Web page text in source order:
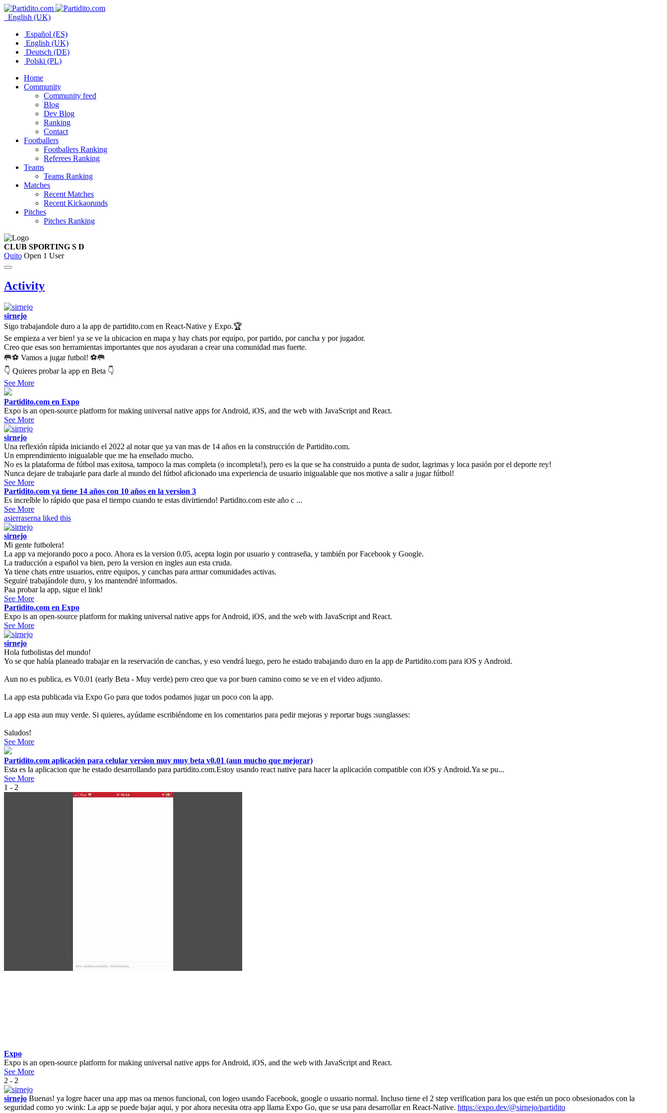
English (UK)
Español (ES)
English (UK)
Deutsch (DE)
Polski (PL)
Home
Community
Community feed
Blog
Dev Blog
Ranking
Contact
Footballers
Footballers Ranking
Referees Ranking
Teams
Teams Ranking
Matches
Recent Matches
Recent Kickaorunds
Pitches
Pitches Ranking
CLUB SPORTING S D
Quito Open 1 User
Activity
sirnejo
Sigo trabajandole duro a la app de partidito.com en React-Native y Expo.🏆
Se empieza a ver bien! ya se ve la ubicacion en mapa y hay chats por equipo, por partido, por cancha y por jugador.
Creo que esas son herramientas importantes que nos ayudaran a crear una comunidad mas fuerte.
🥅⚽ Vamos a jugar futbol! ⚽🥅
👇 Quieres probar la app en Beta 👇
See More
Partidito.com en Expo
Expo is an open-source platform for making universal native apps for Android, iOS, and the web with JavaScript and React.
See More
sirnejo
Una reflexión rápida iniciando el 2022 al notar que ya van mas de 14 años en la construcción de Partidito.com.
Un emprendimiento inigualable que me ha enseñado mucho.
No es la plataforma de fútbol mas exitosa, tampoco la mas completa (o incompleta!), pero es la que se ha construido a punta de sudor, lagrimas y loca pasión por el deporte rey!
Nunca dejare de trabajarle para darle al mundo del fútbol aficionado una experiencia de usuario inigualable que nos motive a salir a jugar fútbol!
See More
Partidito.com ya tiene 14 años con 10 años en la version 3
Es increíble lo rápido que pasa el tiempo cuando te estas divirtiendo! Partidito.com este año c ...
See More
asierraserna liked this
sirnejo
Mi gente futbolera!
La app va mejorando poco a poco. Ahora es la version 0.05, acepta login por usuario y contraseña, y también por Facebook y Google.
La traducción a español va bien, pero la version en ingles aun esta cruda.
Ya tiene chats entre usuarios, entre equipos, y canchas para armar comunidades activas.
Seguiré trabajándole duro, y los mantendré informados.
Paa probar la app, sigue el link!
See More
Partidito.com en Expo
Expo is an open-source platform for making universal native apps for Android, iOS, and the web with JavaScript and React.
See More
sirnejo
Hola futbolistas del mundo!
Yo se que había planeado trabajar en la reservación de canchas, y eso vendrá luego, pero he estado trabajando duro en la app de Partidito.com para iOS y Android.
Aun no es publica, es V0.01 (early Beta - Muy verde) pero creo que va por buen camino como se ve en el video adjunto.
La app esta publicada via Expo Go para que todos podamos jugar un poco con la app.
La app esta aun muy verde. Si quieres, ayúdame escribiéndome en los comentarios para pedir mejoras y reportar bugs :sunglasses:
Saludos!
See More
Partidito.com aplicación para celular version muy muy beta v0.01 (aun mucho que mejorar)
Esta es la aplicacion que he estado desarrollando para partidito.com.Estoy usando react native para hacer la aplicación compatible con iOS y Android.Ya se pu...
See More
1 - 2
Expo
Expo is an open-source platform for making universal native apps for Android, iOS, and the web with JavaScript and React.
See More
2 - 2
sirnejo Buenas! ya logre hacer una app mas oa menos funcional, con logeo usando Facebook, google o usuario normal. Incluso tiene el 2 step verification para los que estén un poco obsesionados con la
seguridad como yo :wink: La app se puede bajar aqui, y por ahora necesita otra app llama Expo Go, que se usa para desarrollar en React-Native. https://expo.dev/@sirnejo/partidito